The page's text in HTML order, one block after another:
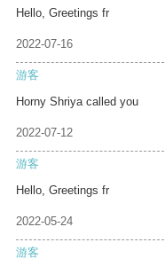
Hello, Greetings fr
2022-07-16
游客
Horny Shriya called you
2022-07-12
游客
Hello, Greetings fr
2022-05-24
游客